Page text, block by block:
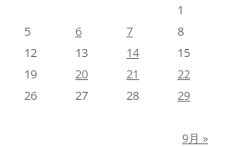
1
5 6 7
8
12 13 14
15
19 20 21
22
26 27 28
29
9月 »